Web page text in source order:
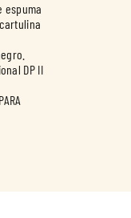
espuma
DP II